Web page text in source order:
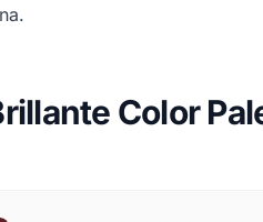
Color